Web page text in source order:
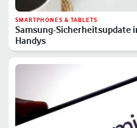
SMARTPHONES & TABLETS
Samsung-Sicherheitsupdate
Handys